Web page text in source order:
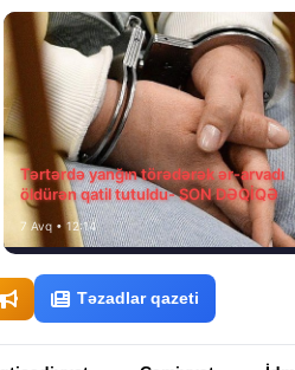
Tərtərdə yanğın törədərək ər-arvadı
öldürən qatil tutuldu- SON DƏQİQƏ
7 Avq • 12:14
Təzadlar qazeti